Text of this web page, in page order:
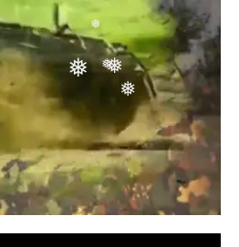
❅
❅
❅
❅
❅
❅
❅